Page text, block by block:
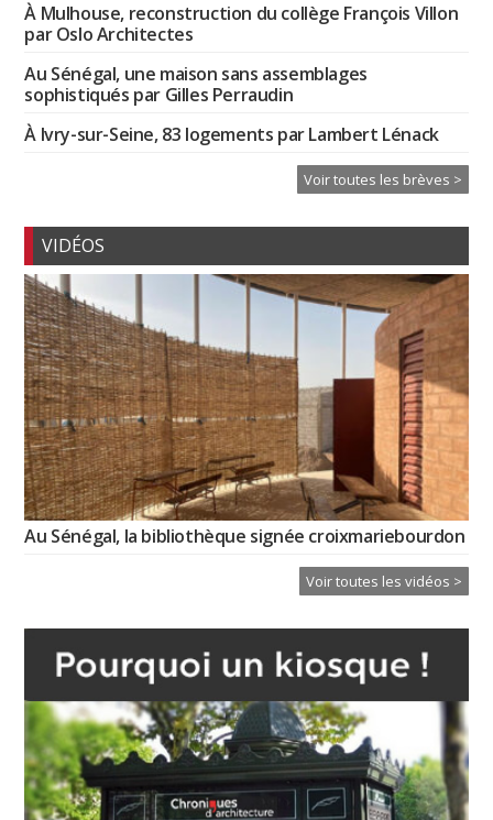
À Mulhouse, reconstruction du collège François Villon
par Oslo Architectes
Au Sénégal, une maison sans assemblages
sophistiqués par Gilles Perraudin
À Ivry-sur-Seine, 83 logements par Lambert Lénack
Voir toutes les brèves >
VIDÉOS
Au Sénégal, la bibliothèque signée croixmariebourdon
Voir toutes les vidéos >